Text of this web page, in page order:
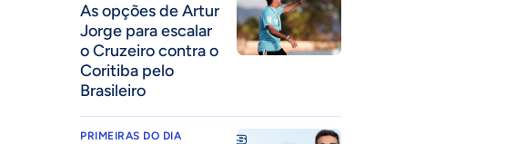
As opções de Artur
Jorge para escalar
o Cruzeiro contra o
Coritiba pelo
Brasileiro
PRIMEIRAS DO DIA